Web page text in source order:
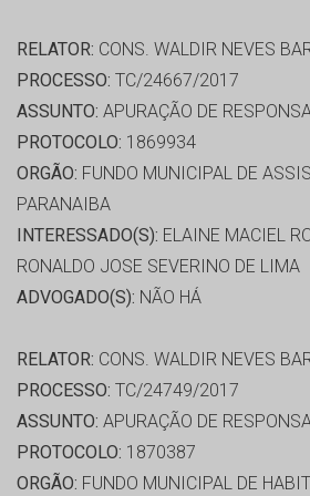
RELATOR: CONS. WALDIR NEVES
PROCESSO: TC/24667/2017
ASSUNTO: APURAÇÃO DE
PROTOCOLO: 1869934
ORGÃO: FUNDO MUNICIPAL DE
PARANAIBA
INTERESSADO(S): ELAINE MACIEL
RONALDO JOSE SEVERINO DE LIMA
ADVOGADO(S): NÃO HÁ
RELATOR: CONS. WALDIR NEVES
PROCESSO: TC/24749/2017
ASSUNTO: APURAÇÃO DE
PROTOCOLO: 1870387
ORGÃO: FUNDO MUNICIPAL DE